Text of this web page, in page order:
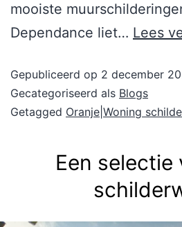
mooiste
Dependance liet… Lees
Gepubliceerd op 2 december
Gecategoriseerd als Blogs
Getagged Oranje|Woning
Een selectie